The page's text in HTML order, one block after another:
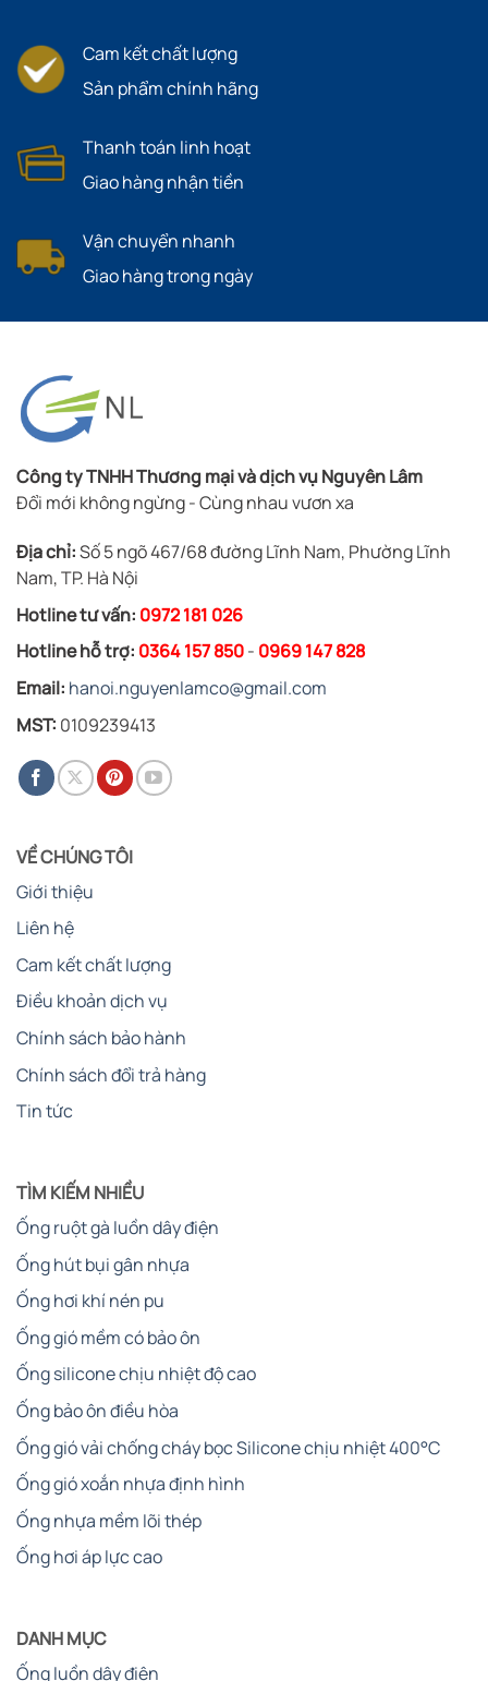
Cam kết chất lượng
Sản phẩm chính hãng
Thanh toán linh hoạt
Giao hàng nhận tiền
Vận chuyển nhanh
Giao hàng trong ngày
Công ty TNHH Thương mại và dịch vụ Nguyên Lâm
Đổi mới không ngừng - Cùng nhau vươn xa
Địa chỉ:Số 5 ngõ 467/68 đường Lĩnh Nam, Phường Lĩnh
Nam, TP. Hà Nội
Hotline tư vấn: 0972 181 026
Hotline hỗ trợ: 0364 157 850- 0969 147 828
Email: hanoi.nguyenlamco@gmail.com
MST: 0109239413
VỀ CHÚNG TÔI
Giới thiệu
Liên hệ
Cam kết chất lượng
Điều khoản dịch vụ
Chính sách bảo hành
Chính sách đổi trả hàng
Tin tức
TÌM KIẾM NHIỀU
Ống ruột gà luồn dây điện
Ống hút bụi gân nhựa
Ống hơi khí nén pu
Ống gió mềm có bảo ôn
Ống silicone chịu nhiệt độ cao
Ống bảo ôn điều hòa
Ống gió vải chống cháy bọc Silicone chịu nhiệt 400°C
Ống gió xoắn nhựa định hình
Ống nhựa mềm lõi thép
Ống hơi áp lực cao
DANH MỤC
Ống luồn dây điện